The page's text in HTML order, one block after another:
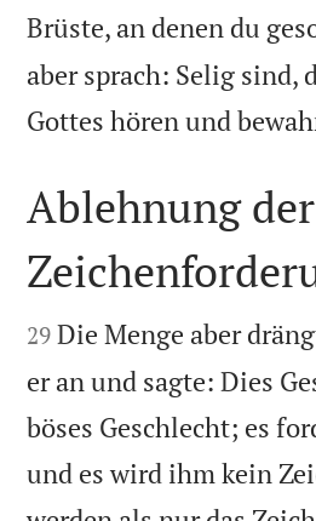
Brüste, an denen du
aber sprach: Selig sind,
Gottes hören und

Ablehnung der

29 Die Menge aber
er an und sagte: Dies
böses Geschlecht; es
und es wird ihm kein